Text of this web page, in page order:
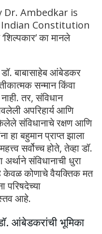
Dr. Ambedkar is
Constitution
का मानले
बाबासाहेब आंबेडकर
सन्मान किंवा
तर, संविधान
अपरिहार्य आणि
संविधानाचे रक्षण आणि
हा बहुमान प्राप्त झाला
सर्वोच्च होते, तेव्हा डॉ.
संविधानाची धुरा
हे केवळ कोणाचे वैयक्तिक मत
परिषदेच्या
आहे.
आंबेडकरांची भूमिका